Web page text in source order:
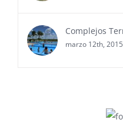
Complejos